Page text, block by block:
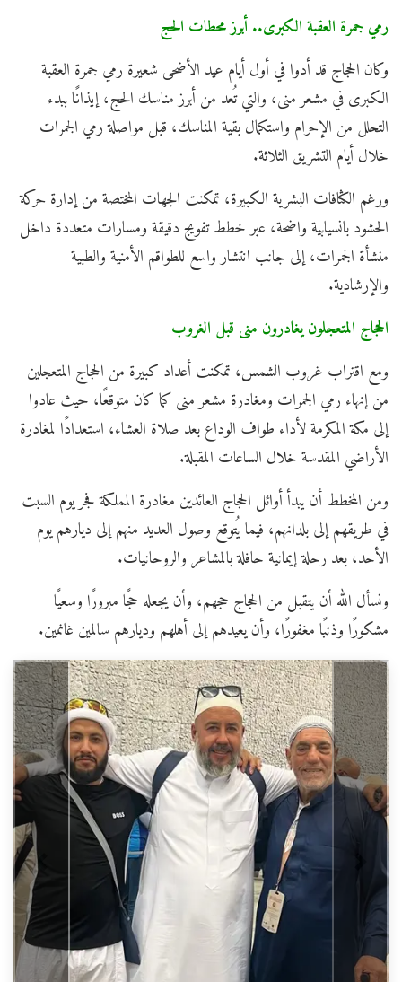
رمي جمرة العقبة الكبرى.. أبرز محطات الحج
وكان الحجاج قد أدوا في أول أيام عيد الأضحى شعيرة رمي جمرة العقبة
الكبرى في مشعر منى، والتي تُعد من أبرز مناسك الحج، إيذانًا ببدء
التحلل من الإحرام واستكمال بقية المناسك، قبل مواصلة رمي الجمرات
خلال أيام التشريق الثلاثة.
ورغم الكثافات البشرية الكبيرة، تمكنت الجهات المختصة من إدارة حركة
الحشود بانسيابية واضحة، عبر خطط تفويج دقيقة ومسارات متعددة داخل
منشأة الجمرات، إلى جانب انتشار واسع للطواقم الأمنية والطبية
والإرشادية.
الحجاج المتعجلون يغادرون منى قبل الغروب
ومع اقتراب غروب الشمس، تمكنت أعداد كبيرة من الحجاج المتعجلين
من إنهاء رمي الجمرات ومغادرة مشعر منى كما كان متوقعًا، حيث عادوا
إلى مكة المكرمة لأداء طواف الوداع بعد صلاة العشاء، استعدادًا لمغادرة
الأراضي المقدسة خلال الساعات المقبلة.
ومن المخطط أن يبدأ أوائل الحجاج العائدين مغادرة المملكة فجر يوم السبت
في طريقهم إلى بلدانهم، فيما يُتوقع وصول العديد منهم إلى ديارهم يوم
الأحد، بعد رحلة إيمانية حافلة بالمشاعر والروحانيات.
ونسأل الله أن يتقبل من الحجاج حجهم، وأن يجعله حجًا مبرورًا وسعيًا
مشكورًا وذنبًا مغفورًا، وأن يعيدهم إلى أهلهم وديارهم سالمين غانمين.